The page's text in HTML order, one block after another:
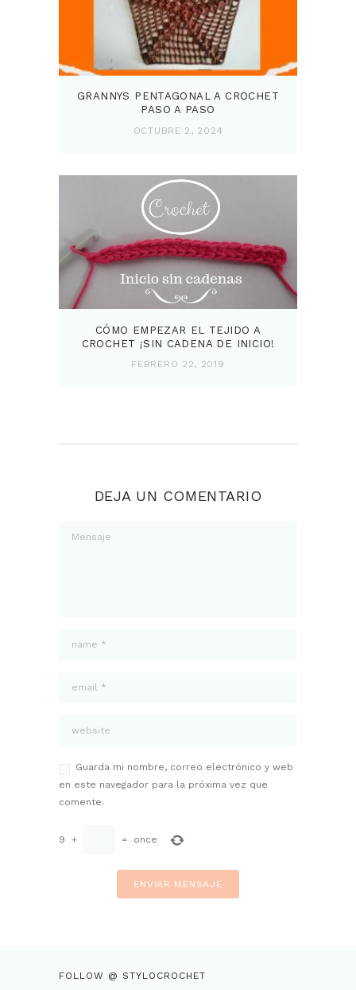
GRANNYS PENTAGONAL A CROCHET
PASO A PASO
OCTUBRE 2, 2024
CÓMO EMPEZAR EL TEJIDO A
CROCHET ¡SIN CADENA DE INICIO!
FEBRERO 22, 2019
DEJA UN COMENTARIO
Guarda mi nombre, correo electrónico y web
en este navegador para la próxima vez que
comente.
9 + = once
FOLLOW @ STYLOCROCHET